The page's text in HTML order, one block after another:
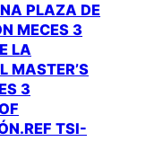
PLAZA DE
MECES 3
LA
MASTER’S
3
TSI-